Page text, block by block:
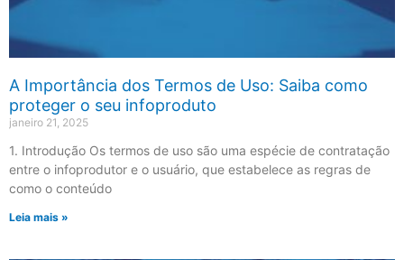
A Importância dos Termos de Uso: Saiba como
proteger o seu infoproduto
janeiro 21, 2025
1. Introdução Os termos de uso são uma espécie de contratação
entre o infoprodutor e o usuário, que estabelece as regras de
como o conteúdo
Leia mais »